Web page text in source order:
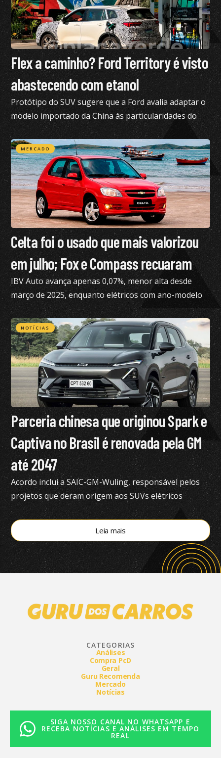
Flex a caminho? Ford Territory é visto
abastecendo com etanol
Protótipo do SUV sugere que a Ford avalia adaptar o
modelo importado da China às particularidades do
mercado brasileiro
MERCADO
Celta foi o usado que mais valorizou
em julho; Fox e Compass recuaram
IBV Auto avança apenas 0,07%, menor alta desde
março de 2025, enquanto elétricos com ano-modelo
2023 desvalorizam 46,15%
NOTÍCIAS
Parceria chinesa que originou Spark e
Captiva no Brasil é renovada pela GM
até 2047
Acordo inclui a SAIC-GM-Wuling, responsável pelos
projetos que deram origem aos SUVs elétricos
vendidos atualmente no Brasil
Leia mais
CATEGORIAS
Análises
Compra PcD
Geral
Guru Recomenda
Mercado
Notícias
SIGA NOSSO CANAL NO WHATSAPP E
RECEBA NOTÍCIAS E ANÁLISES EM TEMPO
REAL